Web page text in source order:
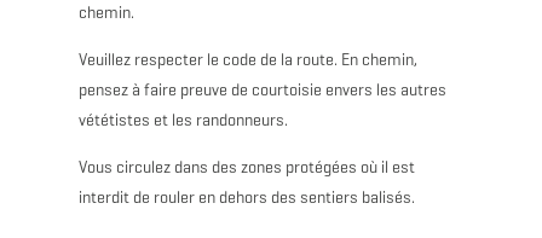
chemin.
Veuillez respecter le code de la route. En chemin,
pensez à faire preuve de courtoisie envers les autres
vététistes et les randonneurs.
Vous circulez dans des zones protégées où il est
interdit de rouler en dehors des sentiers balisés.